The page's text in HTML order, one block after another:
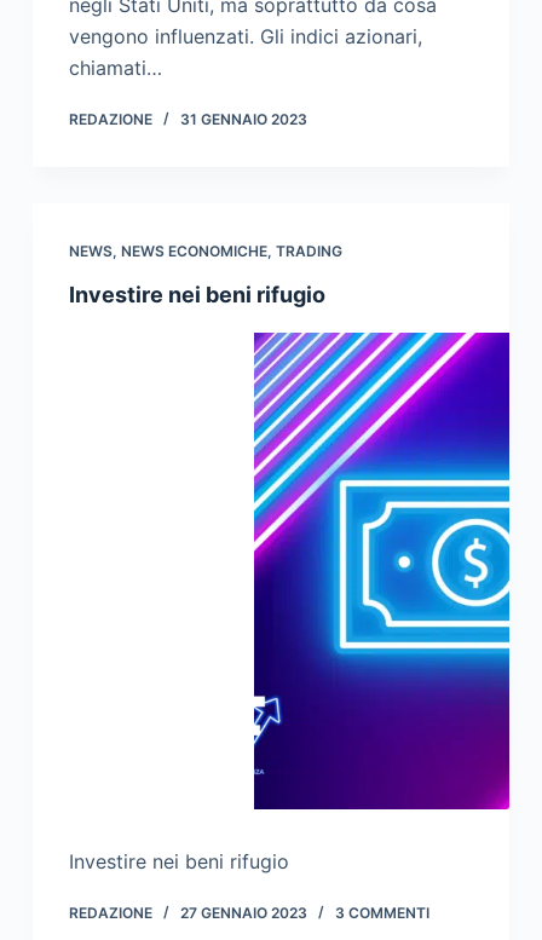
vengono influenzati. Gli indici azionari,
chiamati…
REDAZIONE 31 GENNAIO 2023
NEWS, NEWS ECONOMICHE, TRADING
Investire nei beni rifugio
Investire nei beni rifugio
REDAZIONE 27 GENNAIO 2023 3 COMMENTI